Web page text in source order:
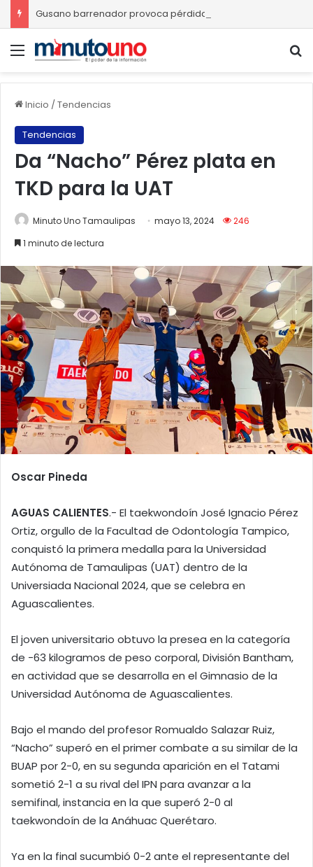
Menú
Inicio /Tendencias
Tendencias
Da “Nacho” Pérez plata en
TKD para la UAT
Minuto Uno Tamaulipas mayo 13, 2024
246
1 minuto de lectura
Oscar Pineda
AGUAS CALIENTES.- El taekwondoín José Ignacio Pérez
Ortiz, orgullo de la Facultad de Odontología Tampico,
conquistó la primera medalla para la Universidad
Autónoma de Tamaulipas (UAT) dentro de la
Universiada Nacional 2024, que se celebra en
Aguascalientes.
El joven universitario obtuvo la presea en la categoría
de -63 kilogramos de peso corporal, División Bantham,
en actividad que se desarrolla en el Gimnasio de la
Universidad Autónoma de Aguascalientes.
Bajo el mando del profesor Romualdo Salazar Ruiz,
“Nacho” superó en el primer combate a su similar de la
BUAP por 2-0, en su segunda aparición en el Tatami
sometió 2-1 a su rival del IPN para avanzar a la
semifinal, instancia en la que superó 2-0 al
taekwondoín de la Anáhuac Querétaro.
Ya en la final sucumbió 0-2 ante el representante del